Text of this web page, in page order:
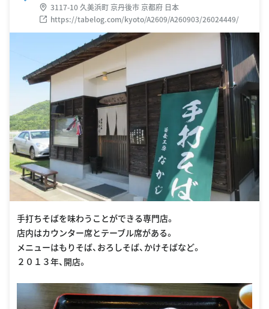
3117-10 久美浜町 京丹後市 京都府 日本
https://tabelog.com/kyoto/A2609/A260903/26024449/
手打ちそばを味わうことができる専門店。
店内はカウンター席とテーブル席がある。
メニューはもりそば、おろしそば、かけそばなど。
２０１３年、開店。